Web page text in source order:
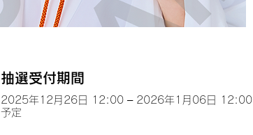
抽選受付期間
2025年12月26日 12:00 – 2026年1月06日 12:00
予定